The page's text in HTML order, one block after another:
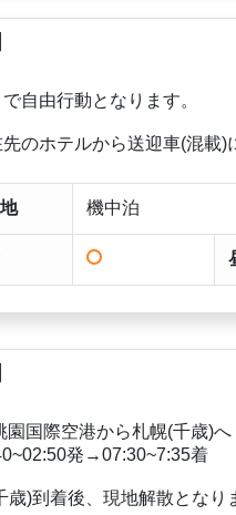
自由行動となります。
先のホテルから送迎車(混載)
機中泊
園国際空港から札幌(千歳)へ
発→07:30~7:35着
歳)到着後、現地解散となり